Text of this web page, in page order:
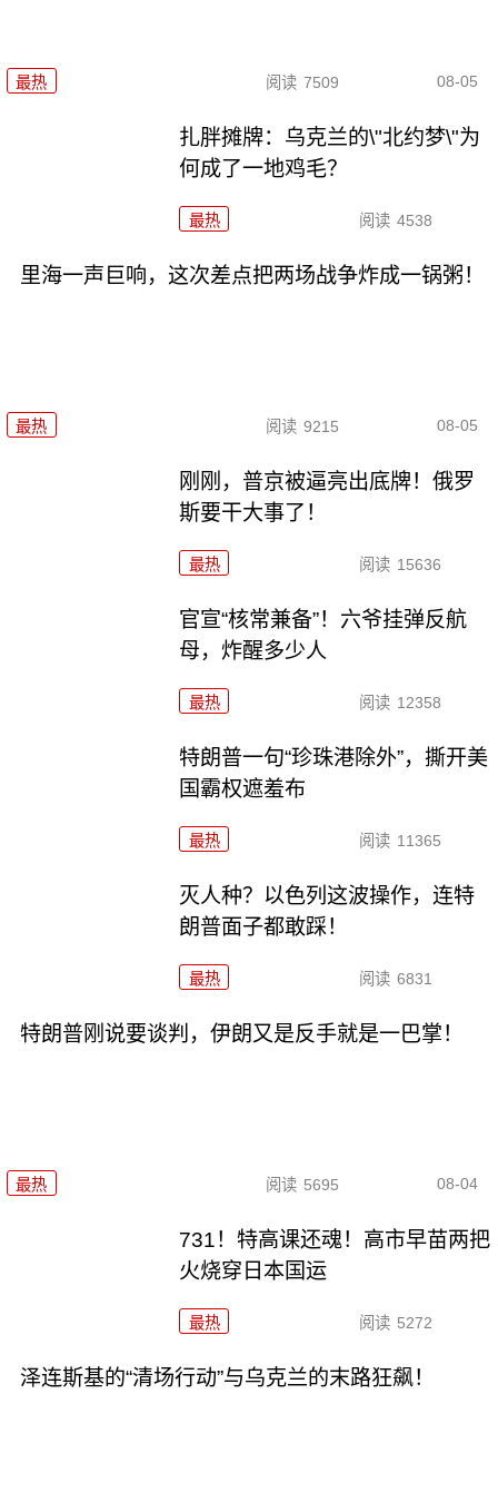
最热 阅读 7509 08-05
扎胖摊牌：乌克兰的\"北约梦\"为
何成了一地鸡毛？
最热 阅读 4538
里海一声巨响，这次差点把两场战争炸成一锅粥！
最热 阅读 9215 08-05
刚刚，普京被逼亮出底牌！俄罗
斯要干大事了！
最热 阅读 15636
官宣“核常兼备”！六爷挂弹反航
母，炸醒多少人
最热 阅读 12358
特朗普一句“珍珠港除外”，撕开美
国霸权遮羞布
最热 阅读 11365
灭人种？以色列这波操作，连特
朗普面子都敢踩！
最热 阅读 6831
特朗普刚说要谈判，伊朗又是反手就是一巴掌！
最热 阅读 5695 08-04
731！特高课还魂！高市早苗两把
火烧穿日本国运
最热 阅读 5272
泽连斯基的“清场行动”与乌克兰的末路狂飙！